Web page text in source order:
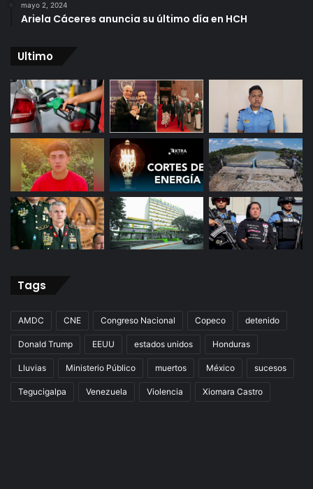
mayo 2, 2024
Ariela Cáceres anuncia su último día en HCH
Ultimo
Tags
AMDC CNE Congreso Nacional Copeco detenido
Donald Trump EEUU estados unidos Honduras
Lluvias Ministerio Público muertos México sucesos
Tegucigalpa Venezuela Violencia Xiomara Castro